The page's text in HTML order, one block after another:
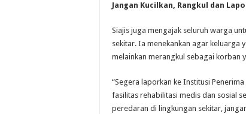
Jangan Kucilkan, Rangkul dan
Siajis juga mengajak seluruh warga
sekitar. Ia menekankan agar keluarga
melainkan merangkul sebagai korban
“Segera laporkan ke Institusi
fasilitas rehabilitasi medis dan sosial
peredaran di lingkungan sekitar,